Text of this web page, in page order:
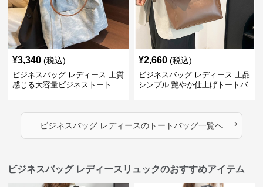
¥3,340 (税込)
ビジネスバッグ レディース 上質
感じる大容量ビジネストート
¥2,660 (税込)
ビジネスバッグ レディース 上品
シンプル 艶やか仕上げトートバ
ビジネスバッグ レディースのトートバッグ一覧へ ›
ビジネスバッグ レディースリュックのおすすめアイテム